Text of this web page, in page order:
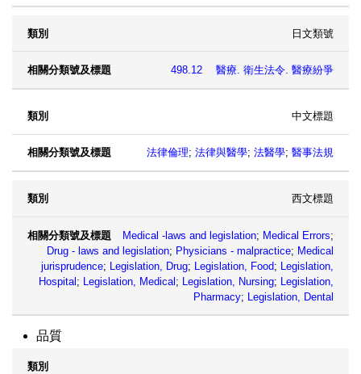
日文類號
498.12 醫療. 衛生法令. 醫療紛爭
中文標題
法律倫理; 法律與醫學; 法醫學; 醫事法規
西文標題
Medical -laws and legislation; Medical Errors;
Drug - laws and legislation; Physicians - malpractice; Medical
jurisprudence; Legislation, Drug; Legislation, Food; Legislation,
Hospital; Legislation, Medical; Legislation, Nursing; Legislation,
Pharmacy; Legislation, Dental
品質
類別